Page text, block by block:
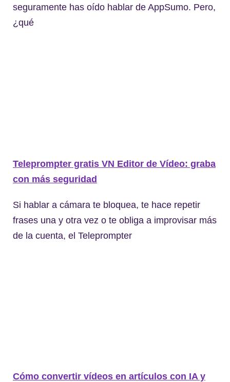
seguramente has oído hablar de AppSumo. Pero,
¿qué
Teleprompter gratis VN Editor de Vídeo: graba
con más seguridad
Si hablar a cámara te bloquea, te hace repetir
frases una y otra vez o te obliga a improvisar más
de la cuenta, el Teleprompter
Cómo convertir vídeos en artículos con IA y